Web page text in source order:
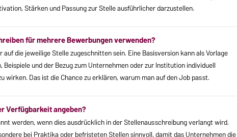
Stärken und Passung zur Stelle ausführlicher darzustellen.
für mehrere Bewerbungen verwenden?
die jeweilige Stelle zugeschnitten sein. Eine Basisversion kann als Vorlage
und der Bezug zum Unternehmen oder zur Institution individuell
wirken. Das ist die Chance zu erklären, warum man auf den Job passt.
Verfügbarkeit angeben?
werden, wenn dies ausdrücklich in der Stellenausschreibung verlangt wird.
bei Praktika oder befristeten Stellen sinnvoll, damit das Unternehmen die